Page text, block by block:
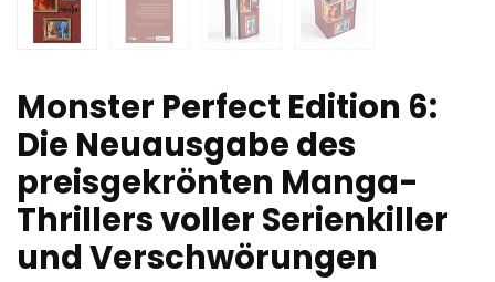
Monster Perfect Edition 6:
Die Neuausgabe des
preisgekrönten Manga-
Thrillers voller Serienkiller
und Verschwörungen